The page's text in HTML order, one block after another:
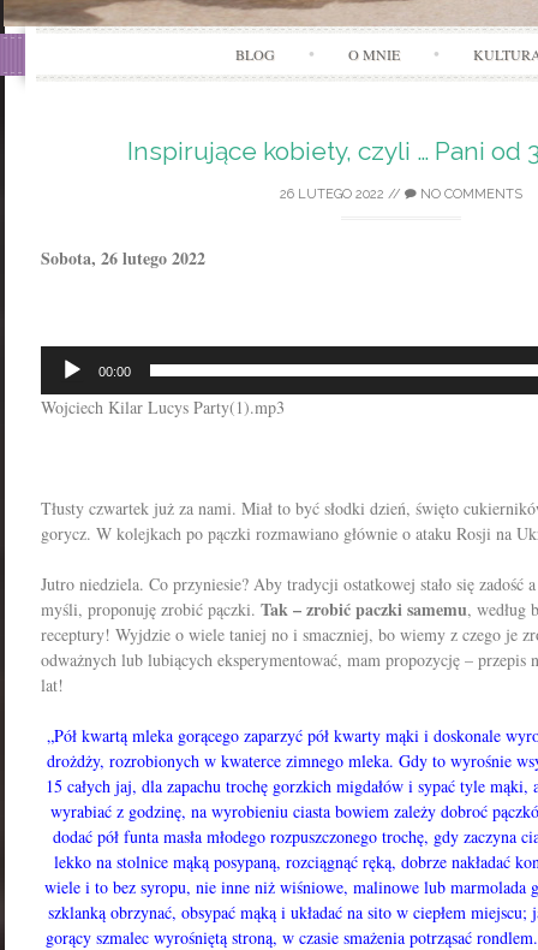
BLOG O MNIE
Inspirujące kobiety, czyli … Pani od
26 LUTEGO 2022 // NO COMMENTS
Sobota, 26 lutego 2022
Odtwarzacz
plików
dźwiękowych
00:00
Wojciech Kilar Lucys Party(1).mp3
Tłusty czwartek już za nami. Miał to być słodki dzień, święto
gorycz. W kolejkach po pączki rozmawiano głównie o ataku Rosji na
Jutro niedziela. Co przyniesie? Aby tradycji ostatkowej stało się zadość
myśli, proponuję zrobić pączki. Tak – zrobić paczki samemu, według
receptury! Wyjdzie o wiele taniej no i smaczniej, bo wiemy z czego je
odważnych lub lubiących eksperymentować, mam propozycję – przepis
lat!
„Pół kwartą mleka gorącego zaparzyć pół kwarty mąki i doskonale
drożdży, rozrobionych w kwaterce zimnego mleka. Gdy to wyrośnie
15 całych jaj, dla zapachu trochę gorzkich migdałów i sypać tyle mąki,
wyrabiać z godzinę, na wyrobieniu ciasta bowiem zależy dobroć
dodać pół funta masła młodego rozpuszczonego trochę, gdy zaczyna
lekko na stolnice mąką posypaną, rozciągnąć ręką, dobrze nakładać
wiele i to bez syropu, nie inne niż wiśniowe, malinowe lub marmolada
szklanką obrzynać, obsypać mąką i układać na sito w ciepłem
gorący szmalec wyrośniętą stroną, w czasie smażenia potrząsać